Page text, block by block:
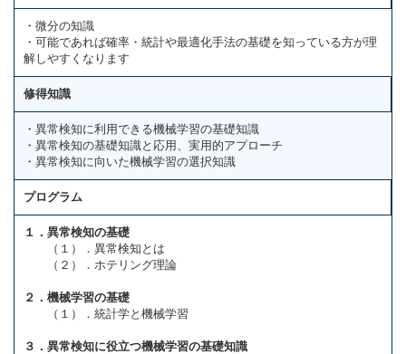
・微分の知識
・可能であれば確率・統計や最適化手法の基礎を知っている方が理
解しやすくなります
修得知識
・異常検知に利用できる機械学習の基礎知識
・異常検知の基礎知識と応用、実用的アプローチ
・異常検知に向いた機械学習の選択知識
プログラム
１．異常検知の基礎
（１）．異常検知とは
（２）．ホテリング理論
２．機械学習の基礎
（１）．統計学と機械学習
３．異常検知に役⽴つ機械学習の基礎知識